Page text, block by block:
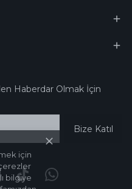
için
bilgiye
Haberdar Olmak İçin
Bize Katıl